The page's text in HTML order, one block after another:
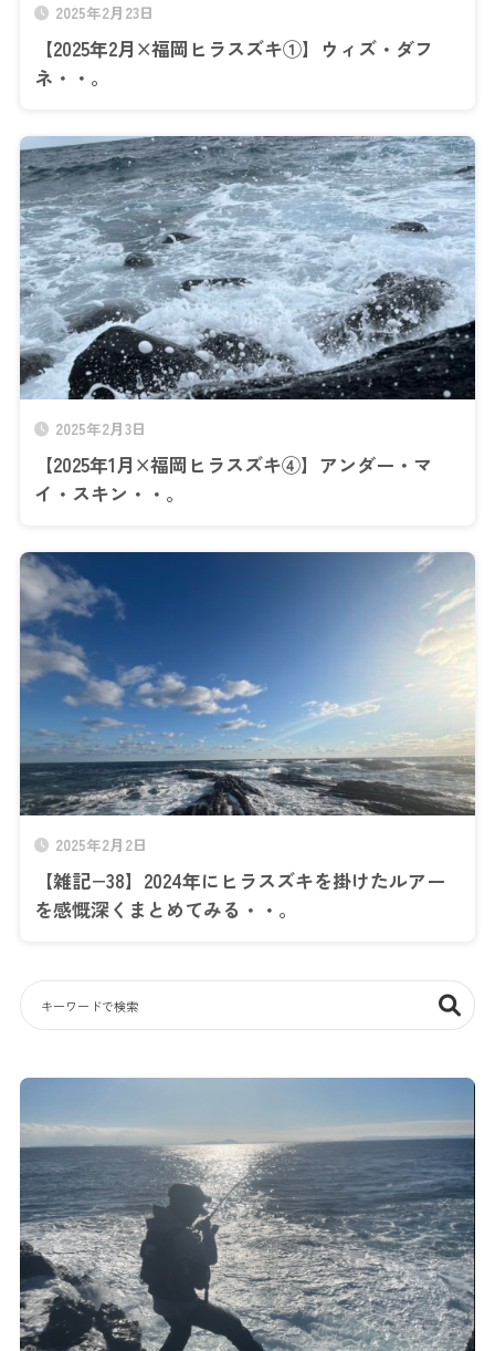
2025年2月23日
【2025年2月×福岡ヒラスズキ①】ウィズ・ダフ
ネ・・。
2025年2月3日
【2025年1月×福岡ヒラスズキ④】アンダー・マ
イ・スキン・・。
2025年2月2日
【雑記−38】2024年にヒラスズキを掛けたルアー
を感慨深くまとめてみる・・。